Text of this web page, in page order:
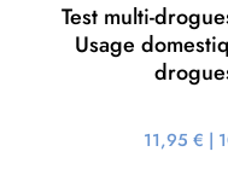
Test multi-
Usage
11,95 € |